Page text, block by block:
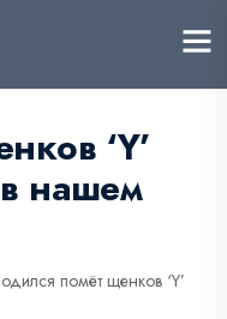
‘Y’
нашем
помёт щенков ‘Y’